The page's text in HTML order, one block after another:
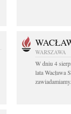
WARSZAWA
W dniu 4
lata Wacława